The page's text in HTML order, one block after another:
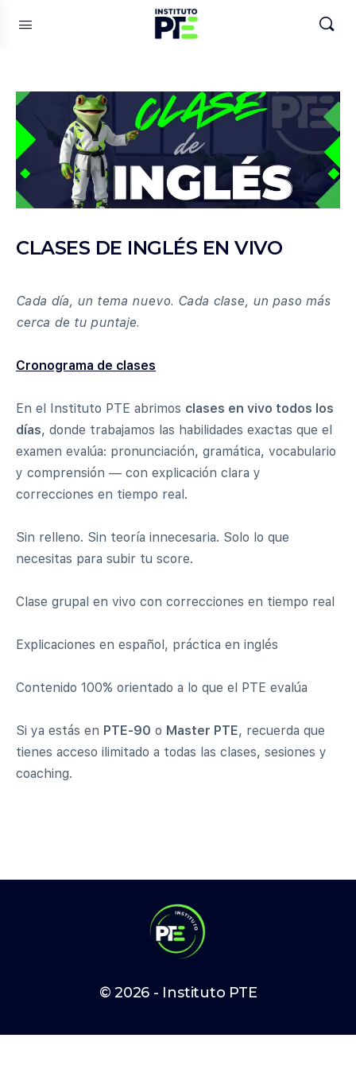
CLASES DE INGLÉS EN VIVO
Cada día, un tema nuevo. Cada clase, un paso más
cerca de tu puntaje.
Cronograma de clases
En el Instituto PTE abrimos clases en vivo todos los
días, donde trabajamos las habilidades exactas que el
examen evalúa: pronunciación, gramática, vocabulario
y comprensión — con explicación clara y
correcciones en tiempo real.
Sin relleno. Sin teoría innecesaria. Solo lo que
necesitas para subir tu score.
Clase grupal en vivo con correcciones en tiempo real
Explicaciones en español, práctica en inglés
Contenido 100% orientado a lo que el PTE evalúa
Si ya estás en PTE-90 o Master PTE, recuerda que
tienes acceso ilimitado a todas las clases, sesiones y
coaching.
© 2026 - Instituto PTE